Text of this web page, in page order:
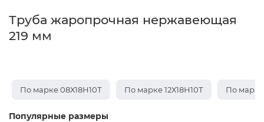
Труба жаропрочная нержавеющая
219 мм
По марке 08Х18Н10Т По марке 12Х18Н10Т По марке
Популярные размеры